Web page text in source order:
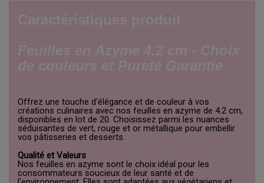
Offrez une touche d'élégance et de couleur à vos
créations culinaires avec nos feuilles en azyme de 4.2 cm,
disponibles en lot de 20. Choisissez parmi les nuances
séduisantes de vert, rouge et or métallique pour embellir
vos pâtisseries et desserts.
Qualité et Valeurs
Nos feuilles en azyme sont le choix idéal pour les
consommateurs soucieux de leur santé et de